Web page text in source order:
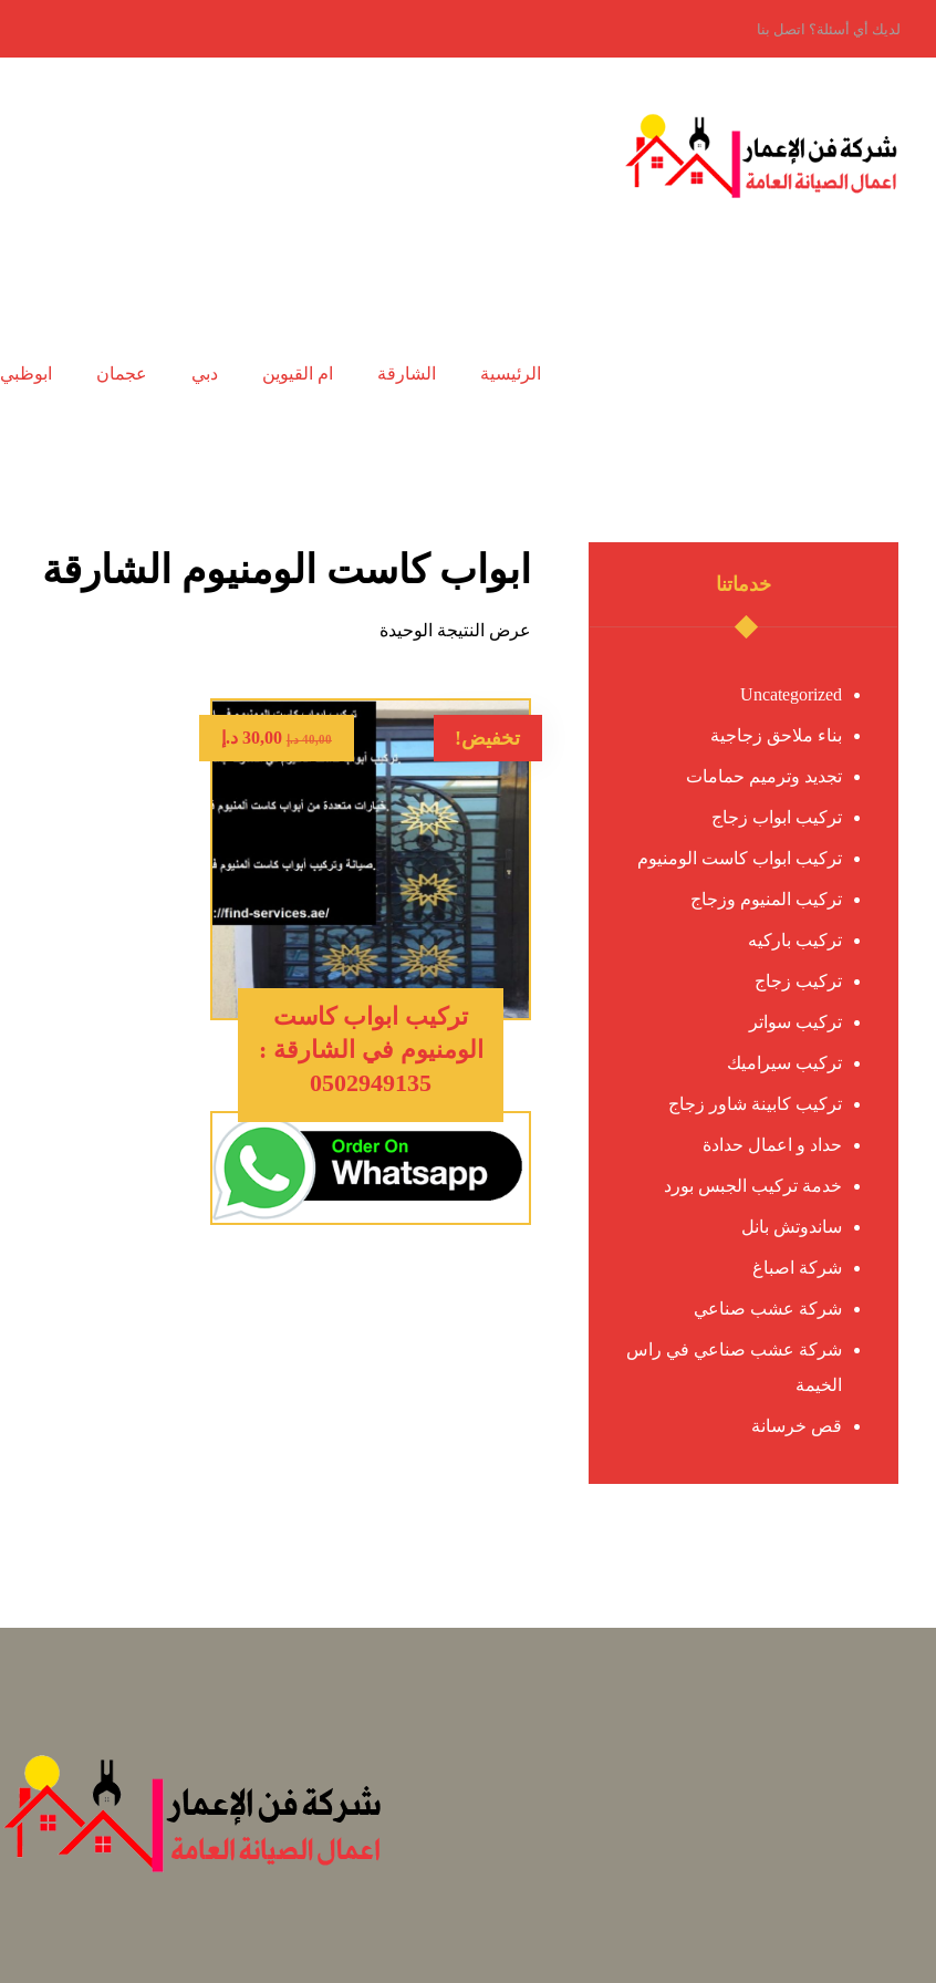
لديك أي أسئلة؟ اتصل بنا
الرئيسية الشارقة ام القيوين دبي عجمان ابوظبي
ابواب كاست الومنيوم الشارقة
عرض النتيجة الوحيدة
تخفيض!
تركيب ابواب كاست
الومنيوم في الشارقة :
0502949135
40,00 د.إ 30,00 د.إ
خدماتنا
Uncategorized
بناء ملاحق زجاجية
تجديد وترميم حمامات
تركيب ابواب زجاج
تركيب ابواب كاست الومنيوم
تركيب المنيوم وزجاج
تركيب باركيه
تركيب زجاج
تركيب سواتر
تركيب سيراميك
تركيب كابينة شاور زجاج
حداد و اعمال حدادة
خدمة تركيب الجبس بورد
ساندوتش بانل
شركة اصباغ
شركة عشب صناعي
شركة عشب صناعي في راس
الخيمة
قص خرسانة